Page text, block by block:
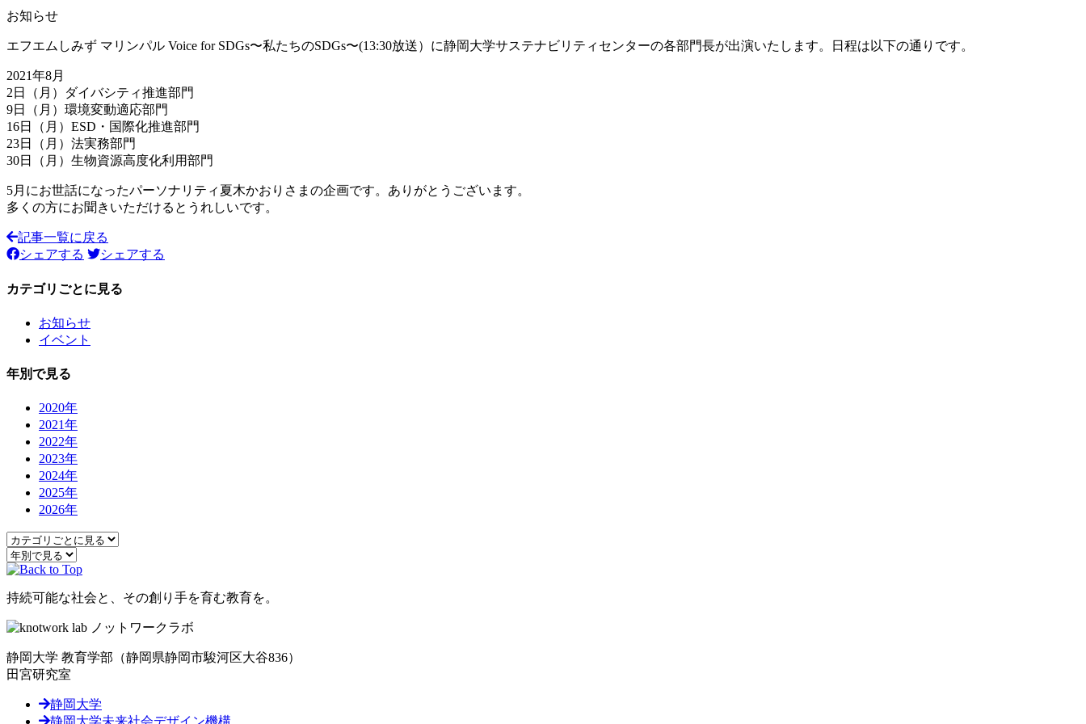
お知らせ
エフエムしみず マリンパル Voice for SDGs〜私たちのSDGs〜(13:30放送）に静岡大学サステナビリティセンターの各部門長が出演いたします。日程は以下の通りです。
2021年8月
2日（月）ダイバシティ推進部門
9日（月）環境変動適応部門
16日（月）ESD・国際化推進部門
23日（月）法実務部門
30日（月）生物資源高度化利用部門
5月にお世話になったパーソナリティ夏木かおりさまの企画です。ありがとうございます。
多くの方にお聞きいただけるとうれしいです。
記事一覧に戻る
シェアする
シェアする
カテゴリごとに見る
お知らせ
イベント
年別で見る
2020年
2021年
2022年
2023年
2024年
2025年
2026年
持続可能な社会と、その創り手を育む教育を。
静岡大学 教育学部 （静岡県静岡市駿河区大谷836）
田宮研究室
静岡大学